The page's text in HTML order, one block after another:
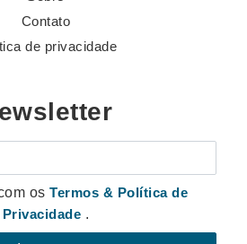
Contato
de privacidade
osTermos & Política de
Privacidade .